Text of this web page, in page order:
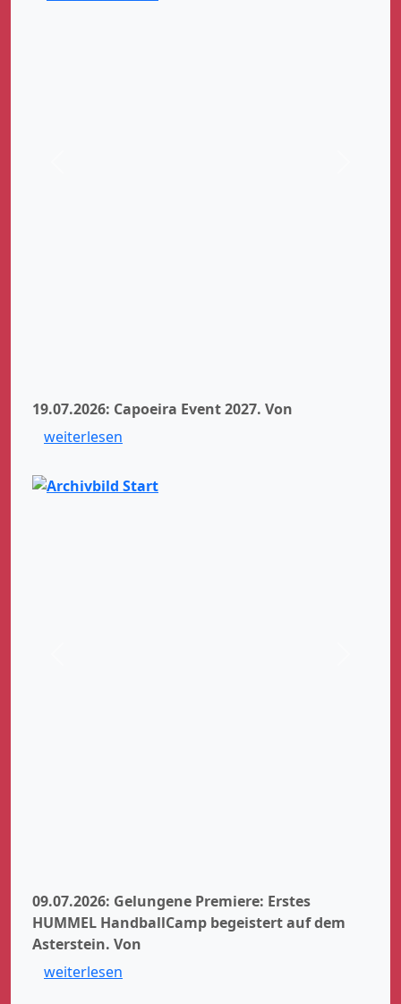
19.07.2026: Capoeira Event 2027. Von
weiterlesen
09.07.2026: Gelungene Premiere: Erstes
HUMMEL HandballCamp begeistert auf dem
Asterstein. Von
weiterlesen